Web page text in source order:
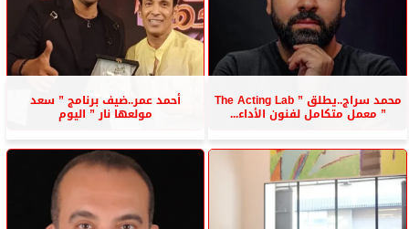
محمد سراج..يطلق ” The Acting Lab
” معمل متكامل لفنون الأداء...
أحمد عمر..ضيف برنامج ” سعد
مولعها نار ” اليوم